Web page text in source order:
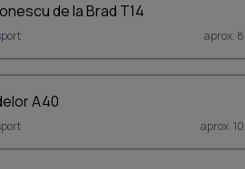
de la Brad T14
aprox.
A40
aprox.